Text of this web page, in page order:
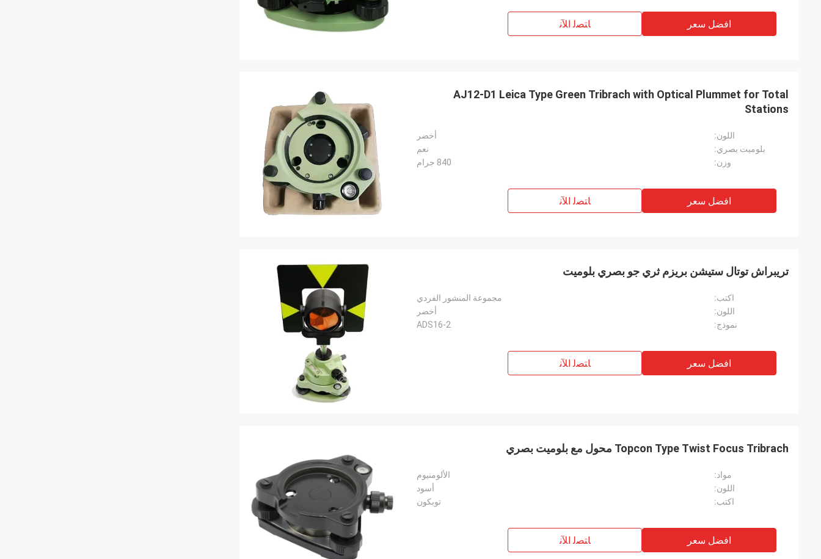
افضل سعر ﺎﺘﺼﻟ ﺍﻶﻧ
AJ12-D1 Leica Type Green Tribrach with Optical Plummet for Total
Stations
اللون:
أخضر
بلوميت بصري:
نعم
وزن:
840 جرام
افضل سعر ﺎﺘﺼﻟ ﺍﻶﻧ
تريبراش توتال ستيشن بريزم ثري جو بصري بلوميت
اكتب:
مجموعة المنشور الفردي
اللون:
أخضر
نموذج:
ADS16-2
افضل سعر ﺎﺘﺼﻟ ﺍﻶﻧ
Topcon Type Twist Focus Tribrach محول مع بلوميت بصري
مواد:
الألومنيوم
اللون:
أسود
اكتب:
توبكون
افضل سعر ﺎﺘﺼﻟ ﺍﻶﻧ